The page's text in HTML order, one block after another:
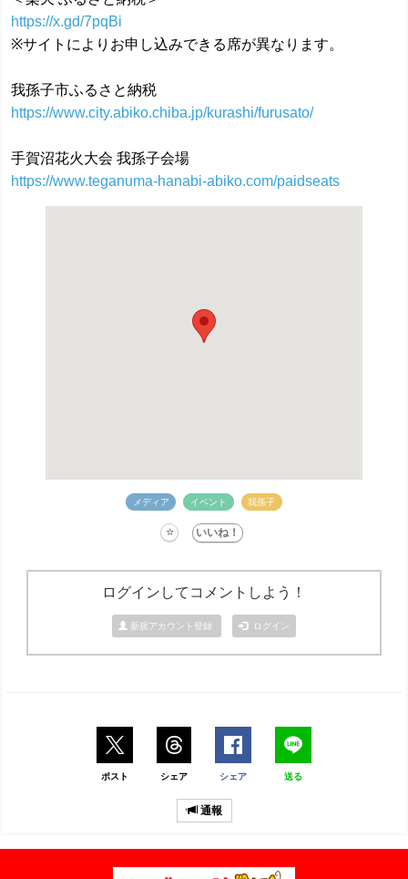
https://x.gd/7pqBi
※サイトによりお申し込みできる席が異なります。
我孫子市ふるさと納税
https://www.city.abiko.chiba.jp/kurashi/furusato/
手賀沼花火大会 我孫子会場
https://www.teganuma-hanabi-abiko.com/paidseats
メディア イベント 我孫子
ログインしてコメントしよう！
新規アカウント登録 ログイン
ポスト シェア シェア 送る
通報